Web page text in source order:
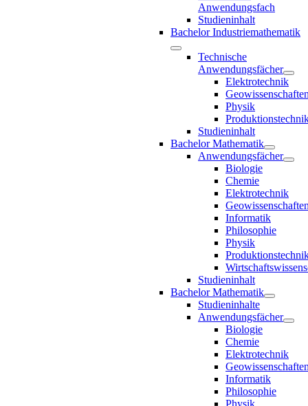
Anwendungsfach
Studieninhalt
Bachelor Industriemathematik
Technische
Anwendungsfächer
Elektrotechnik
Physik
Studieninhalt
Bachelor Mathematik
Anwendungsfächer
Biologie
Chemie
Elektrotechnik
Informatik
Philosophie
Physik
Studieninhalt
Bachelor Mathematik
Studieninhalte
Anwendungsfächer
Biologie
Chemie
Elektrotechnik
Informatik
Philosophie
Physik